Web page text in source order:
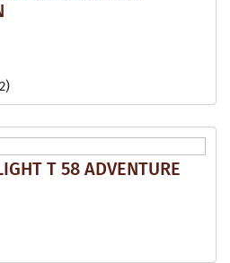
T 58 ADVENTURE